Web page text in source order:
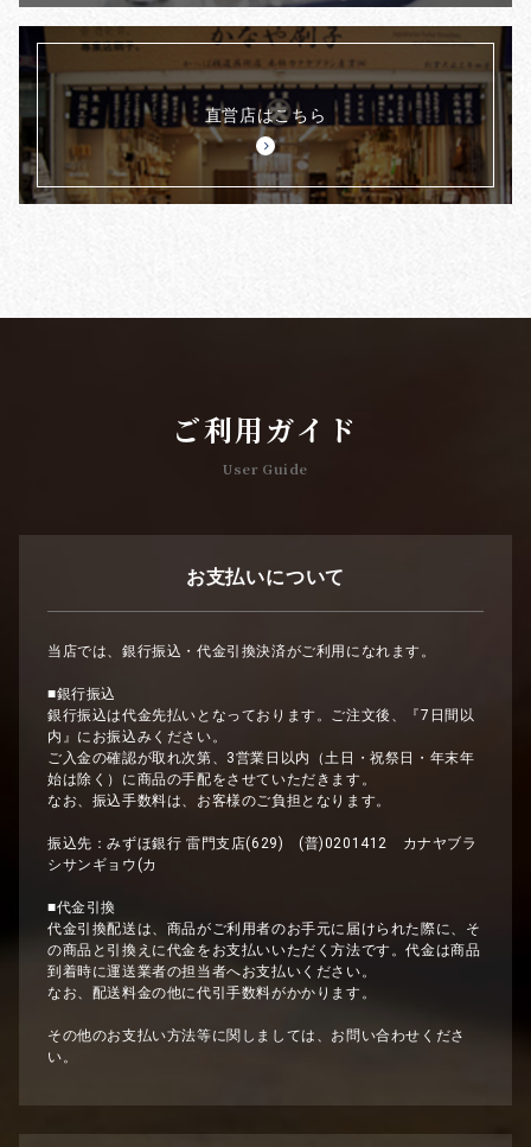
直営店はこちら
ご利用ガイド
User Guide
お支払いについて
当店では、銀行振込・代金引換決済がご利用になれます。
■銀行振込
銀行振込は代金先払いとなっております。ご注文後、『7日間以
内』にお振込みください。
ご入金の確認が取れ次第、3営業日以内（土日・祝祭日・年末年
始は除く）に商品の手配をさせていただきます。
なお、振込手数料は、お客様のご負担となります。
振込先：みずほ銀行 雷門支店(629) (普)0201412 カナヤブラ
シサンギョウ(カ
■代金引換
代金引換配送は、商品がご利用者のお手元に届けられた際に、そ
の商品と引換えに代金をお支払いいただく方法です。代金は商品
到着時に運送業者の担当者へお支払いください。
なお、配送料金の他に代引手数料がかかります。
その他のお支払い方法等に関しましては、お問い合わせくださ
い。